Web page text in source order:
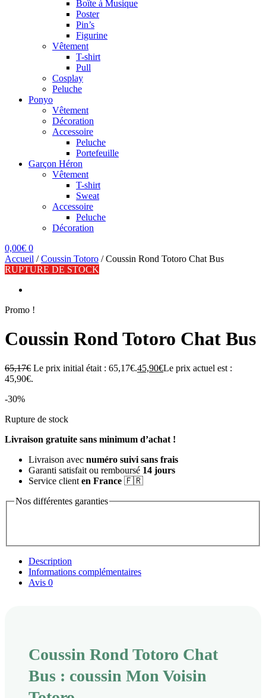
Boîte à Musique
Poster
Pin’s
Figurine
Vêtement
T-shirt
Pull
Cosplay
Peluche
Ponyo
Vêtement
Décoration
Accessoire
Peluche
Portefeuille
Garçon Héron
Vêtement
T-shirt
Sweat
Accessoire
Peluche
Décoration
0,00€ 0
Accueil /Coussin Totoro /Coussin Rond Totoro Chat Bus
RUPTURE DE STOCK
Promo !
Coussin Rond Totoro Chat Bus
65,17€ Le prix initial était : 65,17€.45,90€Le prix actuel est :
45,90€.
-30%
Rupture de stock
Livraison gratuite sans minimum d’achat !
Livraison avec numéro suivi sans frais
Garanti satisfait ou remboursé 14 jours
Service client en France 🇫🇷
Nos différentes garanties
Description
Informations complémentaires
Avis 0
Coussin Rond Totoro Chat
Bus : coussin Mon Voisin